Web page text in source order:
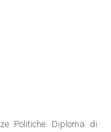
Politiche. Diploma di